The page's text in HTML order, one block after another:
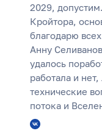
2029,
Кройтора,
благодарю
Анну
удалось
работала и
технические
потока и